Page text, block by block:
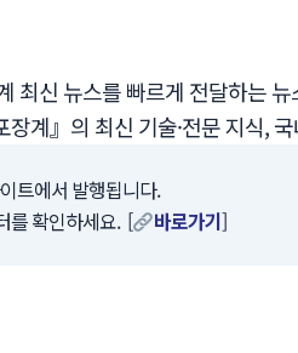
최신 뉴스를 빠르게 전달하는
계』의 최신 기술·전문 지식,
트에서 발행됩니다.
를 확인하세요. [
바로가기]